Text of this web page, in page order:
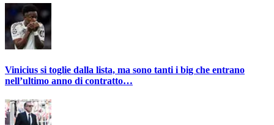
Vinicius si toglie dalla lista, ma sono tanti i big che entrano
nell’ultimo anno di contratto…